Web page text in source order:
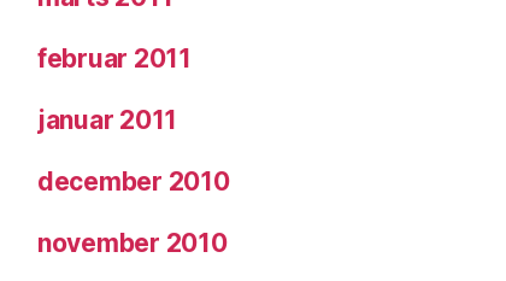
februar 2011
januar 2011
december 2010
november 2010